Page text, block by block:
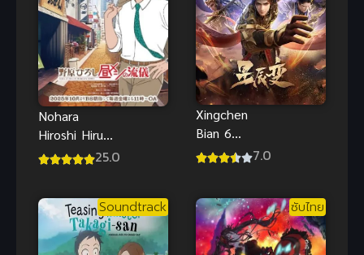
Nohara
Hiroshi Hiru
Meshi no 25.0
Xingchen
Bian 6
(Stellar
แปรผันของ
ดวงดาว ภาค
6
7.0
Soundtrack ซับไทย